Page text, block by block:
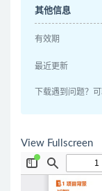
其他信息
有效期
最近更新
下载遇到问题？
View Fullscreen